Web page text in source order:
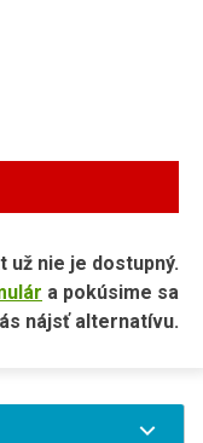
už nie je dostupný.
a pokúsime sa
nájsť alternatívu.